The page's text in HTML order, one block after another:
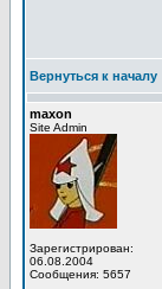
Вернуться к началу
maxon
Site Admin
Зарегистрирован:
06.08.2004
Сообщения: 5657